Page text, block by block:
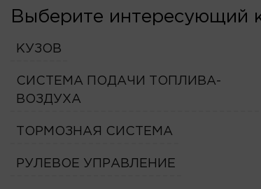
Выберите интересующий
КУЗОВ
СИСТЕМА ПОДАЧИ ТОПЛИВА-
ВОЗДУХА
ТОРМОЗНАЯ СИСТЕМА
РУЛЕВОЕ УПРАВЛЕНИЕ